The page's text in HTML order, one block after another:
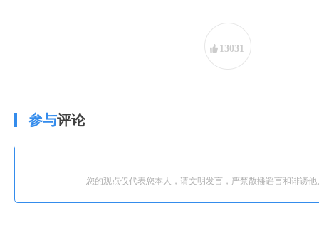
13031
参与评论
您的观点仅代表您本人，请文明发言，严禁散播谣言和诽谤他